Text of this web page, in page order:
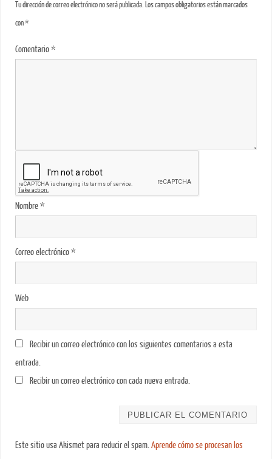
Tu dirección de correo electrónico no será publicada. Los campos obligatorios están marcados
con*
Comentario*
Nombre*
Correo electrónico*
Web
Recibir un correo electrónico con los siguientes comentarios a esta
entrada.
Recibir un correo electrónico con cada nueva entrada.
Este sitio usa Akismet para reducir el spam.Aprende cómo se procesan los